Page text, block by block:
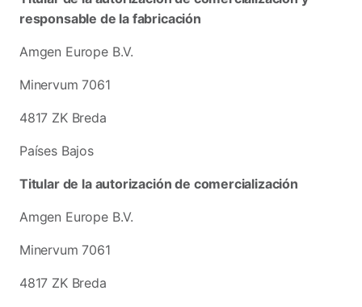
responsable de la fabricación
Amgen Europe B.V.
Minervum 7061
4817 ZK Breda
Países Bajos
Titular de la autorización de comercialización
Amgen Europe B.V.
Minervum 7061
4817 ZK Breda